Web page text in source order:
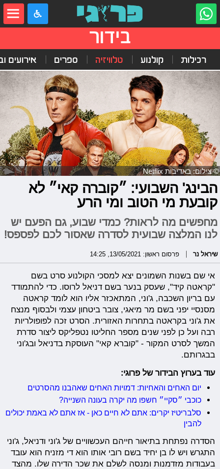
בידור
רכילות קולנוע טלוויזיה ספרים אירועים
© צילום: באדיבות Netflix
הבינג' השבועי: ״קוברה קאי״ לא
קובעת מי הטוב ומי הרע
מחפשים מה לראות? כמדי שבוע, גם הפעם יש
לנו המלצה שבועית לסדרה שאסור לכם לפספס!
שיראל נר פרסום ראשון: 13/05/2021, 14:25
אי שם בשנות השמונים יצא למסכי הקולנוע סרט בשם
"קראטה קיד", שעסק בנער בשם דניאל לרוסו. כדי להתמודד
עם בריון השכבה, ג'וני, המתאכזר אליו הוא לומד קראטה
מסנסיי יפני בשם מר מיאגי, צובר ביטחון עצמי ולבסוף מנצח
את ג'וני בקראטה בתחרות האזורית. הסרט זכה לפופולריות
רבה ועל כן לפני שנים מספר החליטו נטפליקס ליצור סדרת
המשך לסרט המקור - "קוברא קאי" העוסקת בדניאל ובג'וני
בבגרותם.
עוד בערוץ הבידור של פרוגי:
יום האחים והאחיות: דמויות האחים שאהבנו מהסרטים
כוכבי ״סקיי״ חשפו מה יקרה בעונה השנייה?
סלבריטיז יקרים: אתם לא חיים כאן - אז אתם לא באמת יכולים
להבין
הסדרה נפתחת בתיאור חייהם העכשוויים של ג'וני ודניאל, ג'וני
התגרש ויש לו בן יחיד בשם רובי אותו הוא די מזניח הוא עובד
בעבודות מזדמנות ומנסה לשלם את שכר הדירה שלו. מהצד